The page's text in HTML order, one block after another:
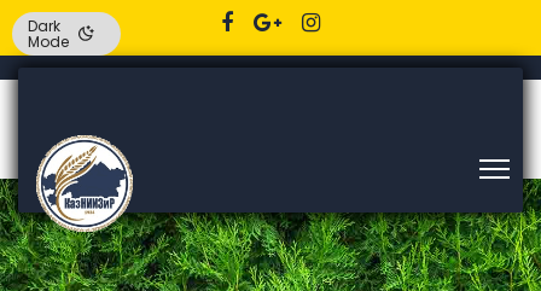
Dark
Mode